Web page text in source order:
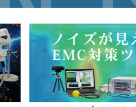
お問い合わせ
サポートデスク